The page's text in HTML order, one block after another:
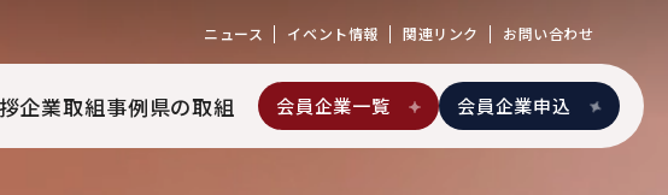
ニュース イベント情報 関連リンク お問い合わせ
会員企業一覧 会員企業申込
企業取組事例県の取組